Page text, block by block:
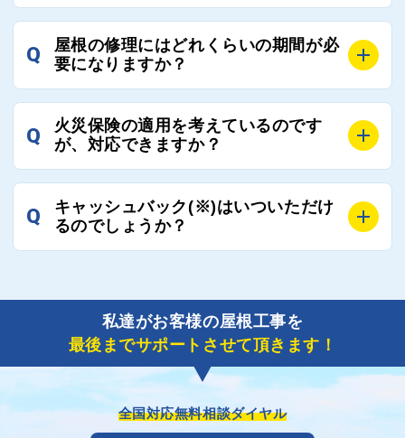
れる必要はございませんので、いつでもお気軽にご相
談ください。
工事業者にもよりますが、おおよそ現地調査後3日～1
週間前後にはお届けできます。
ご連絡いただき、屋根コネクトから直ちに紹介の工事
業者へ状況確認の連絡をし、即時対応するよう指示を
いたしますので、お気軽にお申し付けください。
Q
屋根の修理にはどれくらいの期間が必
要になりますか？
工事業者の状況や屋根の状態、工事の内容、天候によ
って工事期間は変わりますが、目安としては、おおよ
また、急ぎの場合などは屋根コネクトとしても全面的
にご協力いたしますので、ご相談ください。可能な限
り期間を短縮できる状況の工事業者を選定させていた
だきます。
Q
火災保険の適用を考えているのです
が、対応できますか？
風災補償を適用される場合は、専門家による視察と必
Q
キャッシュバック(※)はいついただけ
るのでしょうか？
了しましたら、キャッシュバック(※)申込みフォーム
に各項目を入力いただいた上で送信してください。
その内容を屋根コネクトが確認できた日時から翌月末
までには送付手配させていただきます。
※キャッシュバックの金額は契約金額によって異なり
ます。
私達がお客様の屋根工事を
最後までサポートさせて頂きます！
全国対応無料相談ダイヤル